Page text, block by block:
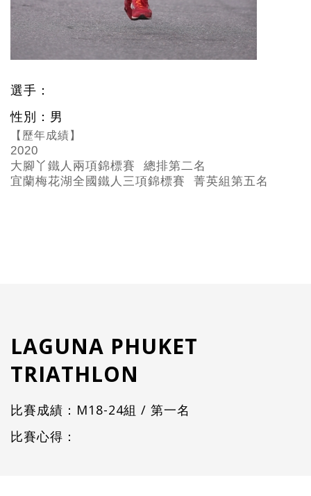
選手：
性別：男
【歷年成績】
2020
大腳丫鐵人兩項錦標賽 總排第二名
宜蘭梅花湖全國鐵人三項錦標賽 菁英組第五名
LAGUNA PHUKET
TRIATHLON
比賽成績：M18-24組 / 第一名
比賽心得：